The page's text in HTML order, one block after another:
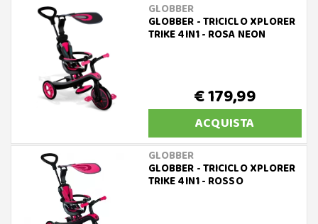
GLOBBER
GLOBBER - TRICICLO XPLORER
TRIKE 4IN1 - ROSA NEON
€ 179,99
ACQUISTA
GLOBBER
GLOBBER - TRICICLO XPLORER
TRIKE 4IN1 - ROSSO